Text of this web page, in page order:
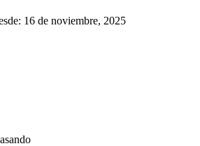
16 de noviembre, 2025